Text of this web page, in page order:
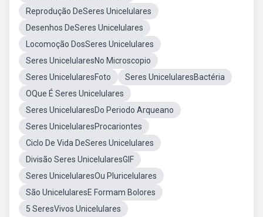
Reprodução DeSeres Unicelulares
Desenhos DeSeres Unicelulares
Locomoção DosSeres Unicelulares
Seres UnicelularesNo Microscopio
Seres UnicelularesFoto
Seres UnicelularesBactéria
OQue É Seres Unicelulares
Seres UnicelularesDo Periodo Arqueano
Seres UnicelularesProcariontes
Ciclo De Vida DeSeres Unicelulares
Divisão Seres UnicelularesGIF
Seres UnicelularesOu Pluricelulares
São UnicelularesE Formam Bolores
5 SeresVivos Unicelulares